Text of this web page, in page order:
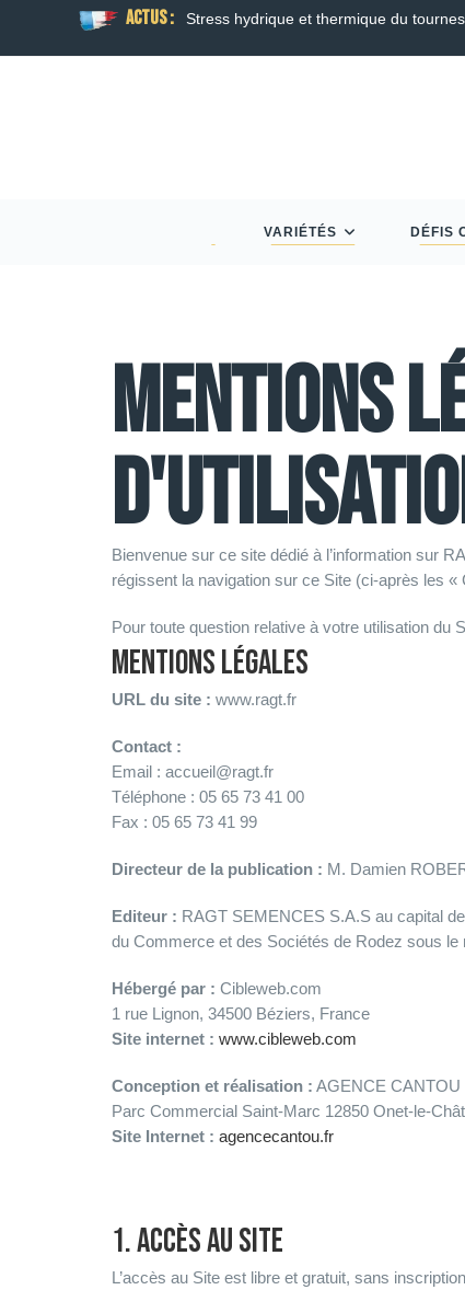
ACTUS : Guide Semis d’Automne 2026 :
VARIÉTÉS DÉFIS
Mentions
Bienvenue sur ce site dédié à l’information sur
régissent la navigation sur ce Site (ci-après les
Pour toute question relative à votre utilisation du
MENTIONS LÉGALES
URL du site : www.ragt.fr
Contact :
Email : accueil@ragt.fr
Téléphone : 05 65 73 41 00
Fax : 05 65 73 41 99
Directeur de la publication : M. Damien
Editeur : RAGT SEMENCES S.A.S au capital
du Commerce et des Sociétés de Rodez sous le
Hébergé par : Cibleweb.com
1 rue Lignon, 34500 Béziers, France
Site internet : www.cibleweb.com
Conception et réalisation : AGENCE CANTOU
Parc Commercial Saint-Marc 12850 Onet-le-
Site Internet : agencecantou.fr
1. ACCÈS AU SITE
L’accès au Site est libre et gratuit, sans